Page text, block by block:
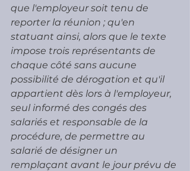
que l'employeur soit tenu de
reporter la réunion ; qu'en
statuant ainsi, alors que le texte
impose trois représentants de
chaque côté sans aucune
possibilité de dérogation et qu'il
appartient dès lors à l'employeur,
seul informé des congés des
salariés et responsable de la
procédure, de permettre au
salarié de désigner un
remplaçant avant le jour prévu de